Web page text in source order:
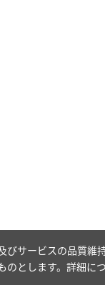
サービスの品質
とします。詳細